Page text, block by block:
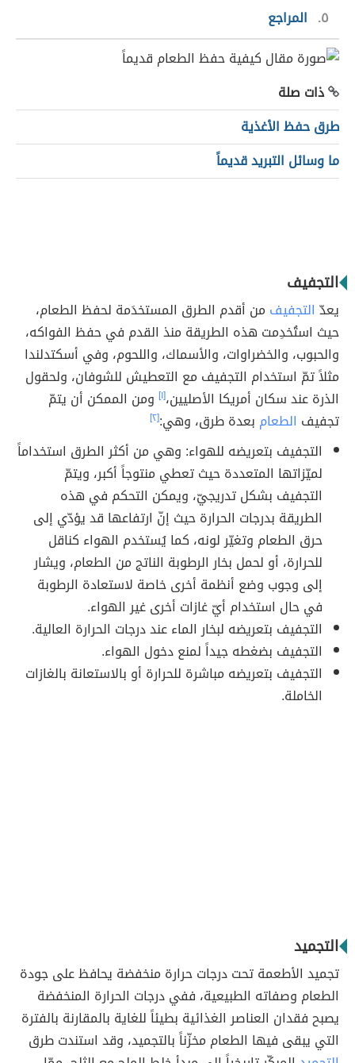
٥
المراجع
ذات صلة
طرق حفظ الأغذية
ما وسائل التبريد قديماً
التجفيف
يعدّ التجفيف من أقدم الطرق المستخدَمة لحفظ الطعام،
حيث استُخدِمت هذه الطريقة منذ القدم في حفظ الفواكه،
والحبوب، والخضراوات، والأسماك، واللحوم، وفي أسكتدلندا
مثلاً تمّ استخدام التجفيف مع التعطيش للشوفان، ولحقول
الذرة عند سكان أمريكا الأصليين،[١] ومن الممكن أن يتمّ
تجفيف الطعام بعدة طرق، وهي:[٢]
التجفيف بتعريضه للهواء: وهي من أكثر الطرق استخداماً
لميّزاتها المتعددة حيث تعطي منتوجاً أكبر، ويتمّ
التجفيف بشكل تدريجيّ، ويمكن التحكم في هذه
الطريقة بدرجات الحرارة حيث إنّ ارتفاعها قد يؤدّي إلى
حرق الطعام وتغيّر لونه، كما يُستخدم الهواء كناقل
للحرارة، أو لحمل بخار الرطوبة الناتج من الطعام، ويشار
إلى وجوب وضع أنظمة أخرى خاصة لاستعادة الرطوبة
في حال استخدام أيّ غازات أخرى غير الهواء.
التجفيف بتعريضه لبخار الماء عند درجات الحرارة العالية.
التجفيف بضغطه جيداً لمنع دخول الهواء.
التجفيف بتعريضه مباشرة للحرارة أو بالاستعانة بالغازات
الخاملة.
التجميد
تجميد الأطعمة تحت درجات حرارة منخفضة يحافظ على جودة
الطعام وصفاته الطبيعية، ففي درجات الحرارة المنخفضة
يصبح فقدان العناصر الغذائية بطيئاً للغاية بالمقارنة بالفترة
التي يبقى فيها الطعام مخزّناً بالتجميد، وقد استندت طرق